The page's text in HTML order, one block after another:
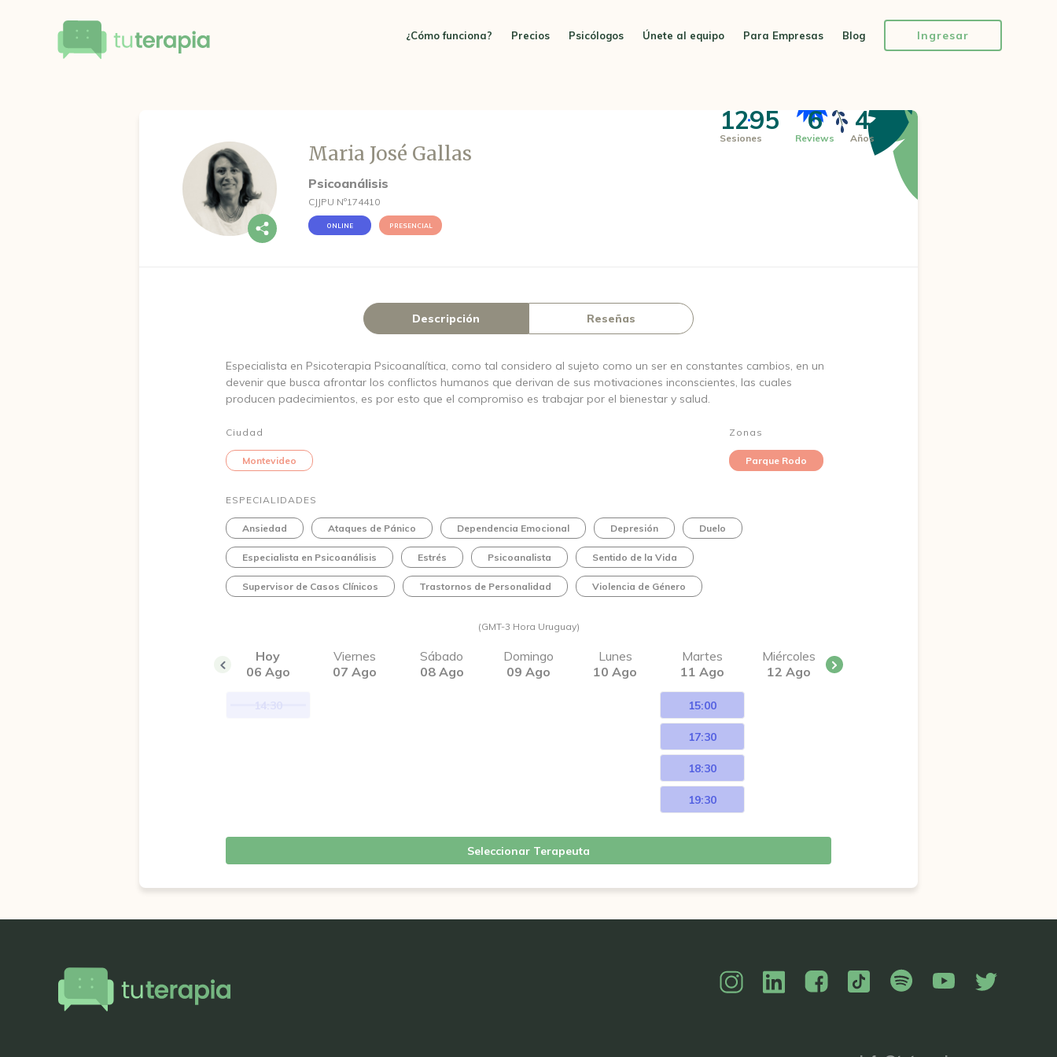
¿Cómo funciona? Precios Psicólogos Únete al equipo Para Empresas Blog Ingresar
Maria José Gallas
Psicoanálisis
CJJPU Nº174410
ONLINE PRESENCIAL
1295
Sesiones
6
Reviews
4
Años
Descripción Reseñas
Especialista en Psicoterapia Psicoanalítica, como tal considero al sujeto como un ser en constantes cambios, en un
devenir que busca afrontar los conflictos humanos que derivan de sus motivaciones inconscientes, las cuales
producen padecimientos, es por esto que el compromiso es trabajar por el bienestar y salud.
Ciudad
Montevideo
Zonas
Parque Rodo
ESPECIALIDADES
Ansiedad Ataques de Pánico Dependencia Emocional Depresión Duelo
Especialista en Psicoanálisis Estrés Psicoanalista Sentido de la Vida
Supervisor de Casos Clínicos Trastornos de Personalidad Violencia de Género
(GMT-3 Hora Uruguay)
Hoy
06 Ago
Viernes
07 Ago
Sábado
08 Ago
Domingo
09 Ago
Lunes
10 Ago
Martes
11 Ago
15:00
17:30
18:30
19:30
Miércoles
12 Ago
Seleccionar Terapeuta